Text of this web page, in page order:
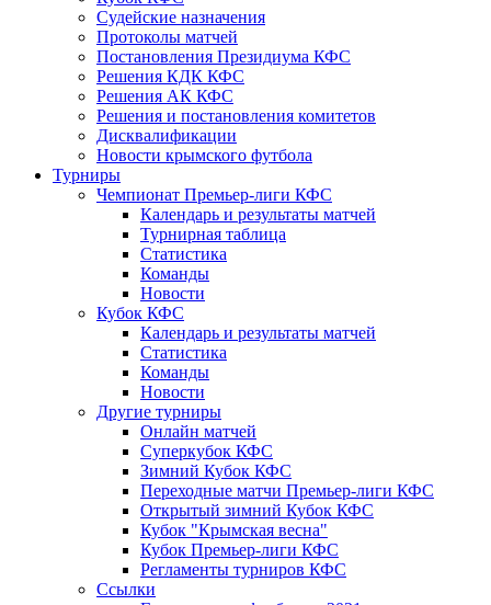
Судейские назначения
Протоколы матчей
Постановления Президиума КФС
Решения КДК КФС
Решения АК КФС
Решения и постановления комитетов
Дисквалификации
Новости крымского футбола
Турниры
Чемпионат Премьер-лиги КФС
Календарь и результаты матчей
Турнирная таблица
Статистика
Команды
Новости
Кубок КФС
Календарь и результаты матчей
Статистика
Команды
Новости
Другие турниры
Онлайн матчей
Суперкубок КФС
Зимний Кубок КФС
Переходные матчи Премьер-лиги КФС
Открытый зимний Кубок КФС
Кубок "Крымская весна"
Кубок Премьер-лиги КФС
Регламенты турниров КФС
Ссылки